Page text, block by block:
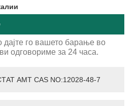
го вашето барање во
одговориме за 24 часа.